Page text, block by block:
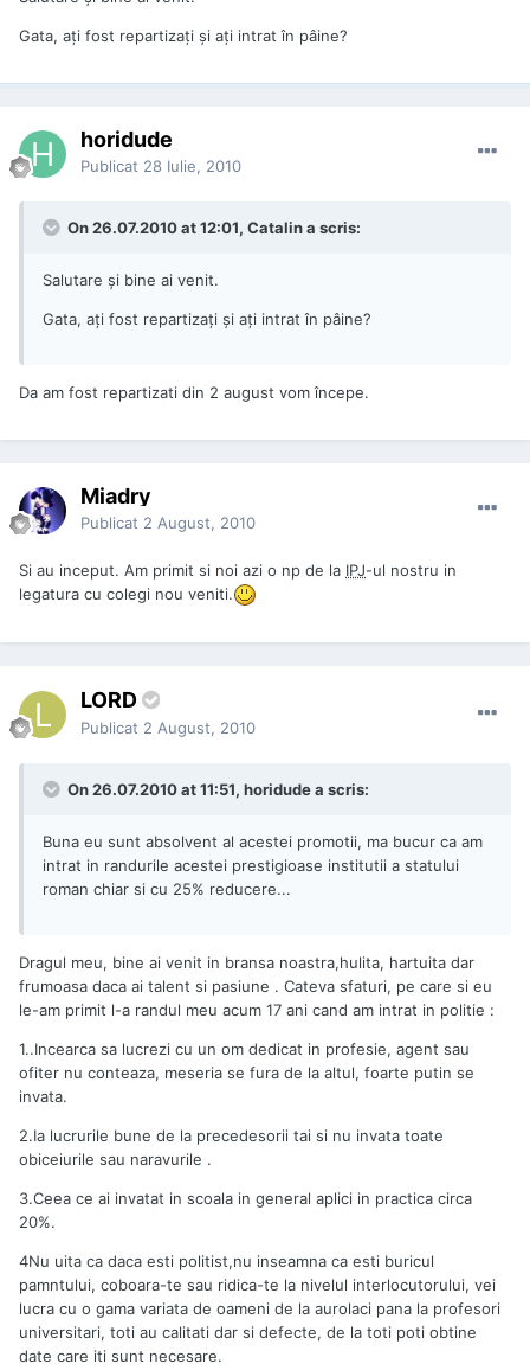
Gata, ați fost repartizați și ați intrat în pâine?
horidude
Publicat 28 Iulie, 2010
On 26.07.2010 at 12:01, Catalin a scris:
Salutare și bine ai venit.
Gata, ați fost repartizați și ați intrat în pâine?
Da am fost repartizati din 2 august vom începe.
Miadry
Publicat 2 August, 2010
Si au inceput. Am primit si noi azi o np de la IPJ-ul nostru in
legatura cu colegi nou veniti.
LORD
Publicat 2 August, 2010
On 26.07.2010 at 11:51, horidude a scris:
Buna eu sunt absolvent al acestei promotii, ma bucur ca am
intrat in randurile acestei prestigioase institutii a statului
roman chiar si cu 25% reducere...
Dragul meu, bine ai venit in bransa noastra,hulita, hartuita dar
frumoasa daca ai talent si pasiune . Cateva sfaturi, pe care si eu
le-am primit l-a randul meu acum 17 ani cand am intrat in politie :
1..Incearca sa lucrezi cu un om dedicat in profesie, agent sau
ofiter nu conteaza, meseria se fura de la altul, foarte putin se
invata.
2.Ia lucrurile bune de la precedesorii tai si nu invata toate
obiceiurile sau naravurile .
3.Ceea ce ai invatat in scoala in general aplici in practica circa
20%.
4Nu uita ca daca esti politist,nu inseamna ca esti buricul
pamntului, coboara-te sau ridica-te la nivelul interlocutorului, vei
lucra cu o gama variata de oameni de la aurolaci pana la profesori
universitari, toti au calitati dar si defecte, de la toti poti obtine
date care iti sunt necesare.